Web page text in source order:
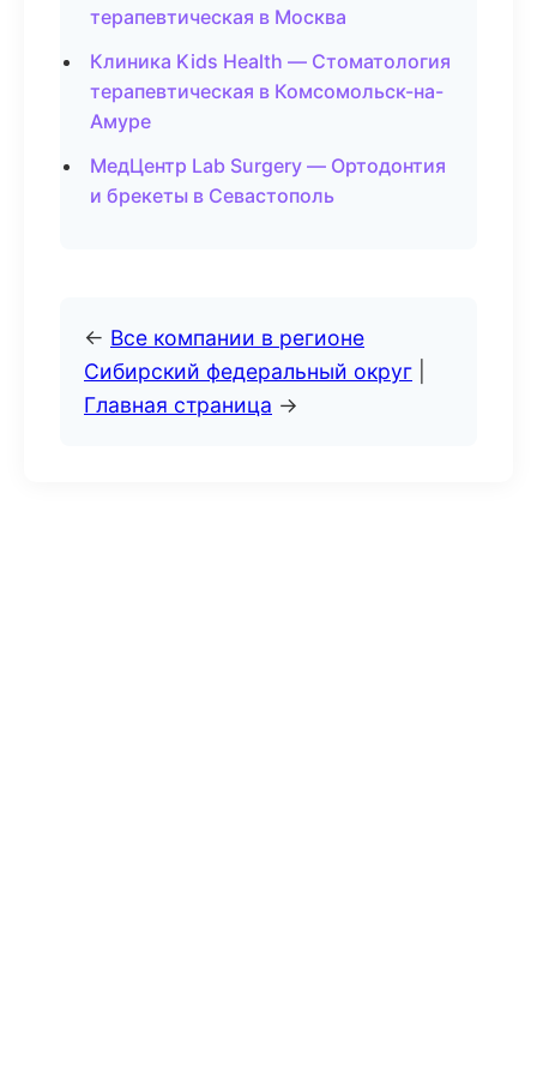
терапевтическая в Москва
Клиника Kids Health — Стоматология
терапевтическая в Комсомольск-на-
Амуре
МедЦентр Lab Surgery — Ортодонтия
и брекеты в Севастополь
← Все компании в регионе
Сибирский федеральный округ
Главная страница →